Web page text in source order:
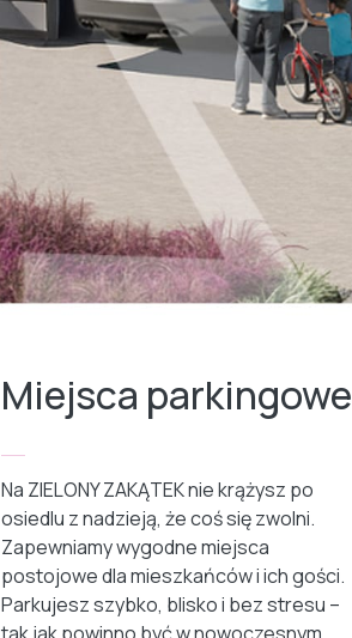
Miejsca parkingowe
Na ZIELONY ZAKĄTEK nie krążysz po
osiedlu z nadzieją, że coś się zwolni.
Zapewniamy wygodne miejsca
postojowe dla mieszkańców i ich gości.
Parkujesz szybko, blisko i bez stresu –